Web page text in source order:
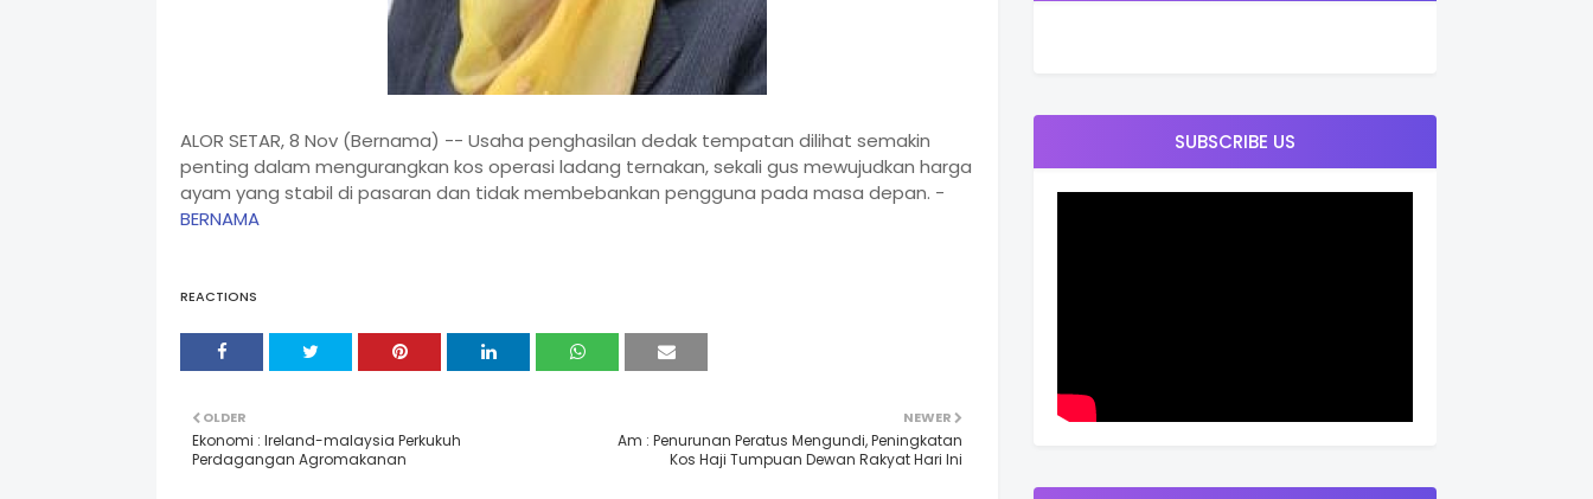
ALOR SETAR, 8 Nov (Bernama) -- Usaha penghasilan dedak tempatan dilihat semakin
penting dalam mengurangkan kos operasi ladang ternakan, sekali gus mewujudkan harga
ayam yang stabil di pasaran dan tidak membebankan pengguna pada masa depan. -
BERNAMA
REACTIONS
NEWER
Am : Penurunan Peratus Mengundi, Peningkatan
Kos Haji Tumpuan Dewan Rakyat Hari Ini
OLDER
Ekonomi : Ireland-malaysia Perkukuh
Perdagangan Agromakanan
SUBSCRIBE US